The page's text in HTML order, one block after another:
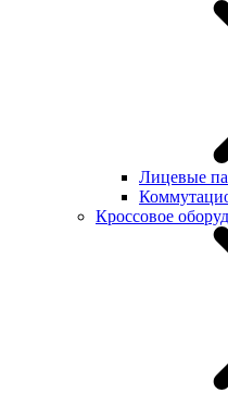
Лицевые
Кроссовое